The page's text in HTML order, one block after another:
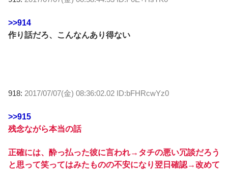
>>914
作り話だろ、こんなんあり得ない
918: 2017/07/07(金) 08:36:02.02 ID:bFHRcwYz0
>>915
残念ながら本当の話
正確には、酔っ払った彼に言われ→タチの悪い冗談だろう
と思って笑ってはみたものの不安になり翌日確認→改めて